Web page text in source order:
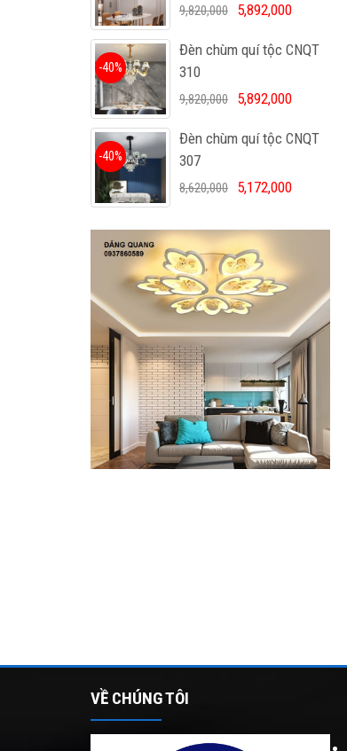
9,820,000 5,892,000
Đèn chùm quí tộc CNQT
310
-40%
9,820,000 5,892,000
Đèn chùm quí tộc CNQT
307
-40%
8,620,000 5,172,000
VỀ CHÚNG TÔI